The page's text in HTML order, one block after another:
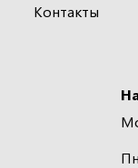
Контакты